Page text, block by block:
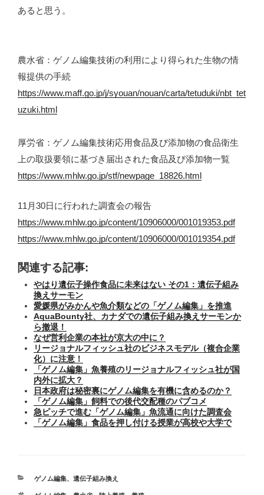
あると思う。
農水省：ゲノム編集技術の利用により得られた生物の情
報提供の手続
https://www.maff.go.jp/j/syouan/nouan/carta/tetuduki/nbt_tet
uzuki.html
厚労省：ゲノム編集技術応用食品及び添加物の食品衛生
上の取扱要領に基づき届出された食品及び添加物一覧
https://www.mhlw.go.jp/stf/newpage_18826.html
11月30日に行われた調査会の報告
https://www.mhlw.go.jp/content/10906000/001019353.pdf
https://www.mhlw.go.jp/content/10906000/001019354.pdf
関連する記事:
やはり遺伝子操作食品に未来はない その1：遺伝子組み
換えサーモン
愛媛県がみかんや魚介類などの「ゲノム編集」を推進
AquaBounty社、カナダでの遺伝子組み換えサーモンか
ら撤退！
なぜ営利企業の本社が京大の中に？
リージョナルフィッシュ社のビジネスモデル（複合企業
化）に注意！
「ゲノム編集」魚養殖のリージョナルフィッシュ社が国
内外に拡大？
日本政府は秘密裏にゲノム編集を有機に含めるのか？
「ゲノム編集」飼料での後代交配種のパブコメ
急ピッチで進む「ゲノム編集」魚流通に向けた調査会
「ゲノム編集」食品を押し付ける授業が高校や大学で
カ
ゲノム編集、 遺伝子組み換え